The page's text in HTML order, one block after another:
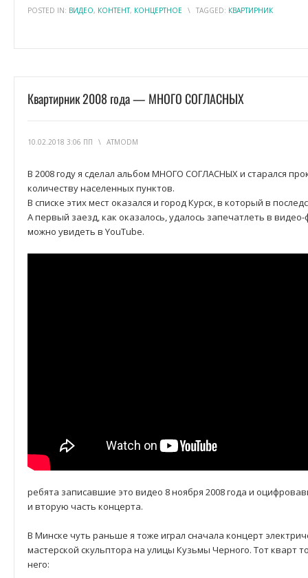
POSTED IN: ВИДЕО, КОНТЕНТ, КОНЦЕРТНОЕ \ TAGGED: КВАРТИРНИК
Квартирник 2008 года — МНОГО СОГЛАСНЫХ
10.02.2018 3:06 ПП \ ATMODM
В 2008 году я сделал альбом МНОГО СОГЛАСНЫХ и старался
количеству населенных пунктов.
В списке этих мест оказался и город Курск, в который в
А первый заезд, как оказалось, удалось запечатлеть в
можно увидеть в YouTube.
ребята записавшие это видео 8 ноября 2008 года и
и вторую часть концерта.
В Минске чуть раньше я тоже играл сначала концерт
мастерской скульптора на улицы Кузьмы Черного. Тот кварт
него: